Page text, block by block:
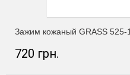
Зажим кожаный GRASS 525-
720 грн.